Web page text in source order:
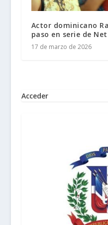
Actor dominicano
paso en serie de
17 de marzo de 2026
Acceder